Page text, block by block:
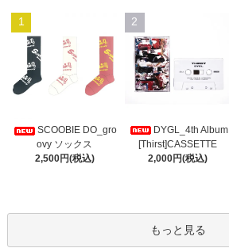
1
SCOOBIE DO_gro
ovy ソックス
2,500円(税込)
2
DYGL_4th Album
[Thirst]CASSETTE
2,000円(税込)
もっと見る